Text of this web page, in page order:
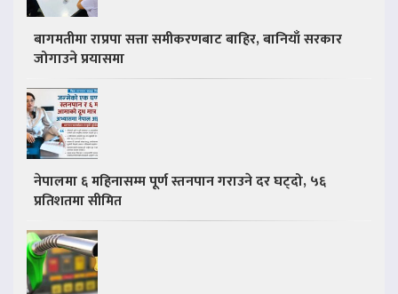
बागमतीमा राप्रपा सत्ता समीकरणबाट बाहिर, बानियाँ सरकार
जोगाउने प्रयासमा
नेपालमा ६ महिनासम्म पूर्ण स्तनपान गराउने दर घट्दो, ५६
प्रतिशतमा सीमित